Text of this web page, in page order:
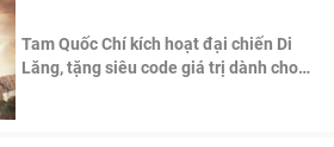
Tam Quốc Chí kích hoạt đại chiến Di
Lăng, tặng siêu code giá trị dành cho